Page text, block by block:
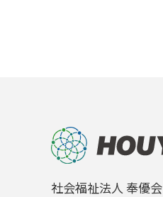
社会福祉法人 奉優会